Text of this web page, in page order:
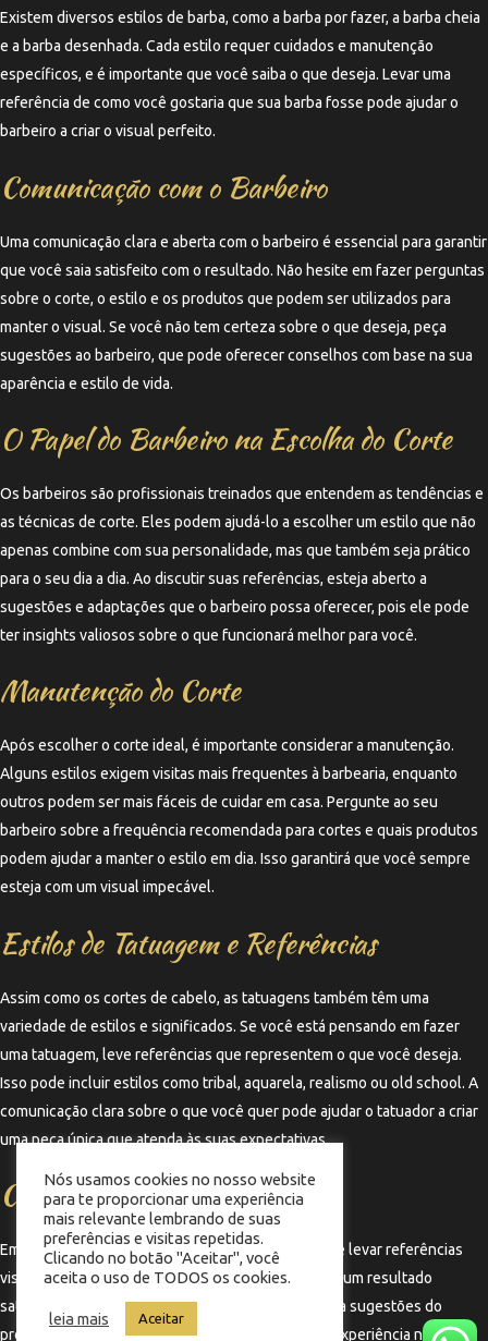
Existem diversos estilos de barba, como a barba por fazer, a barba cheia
e a barba desenhada. Cada estilo requer cuidados e manutenção
específicos, e é importante que você saiba o que deseja. Levar uma
referência de como você gostaria que sua barba fosse pode ajudar o
barbeiro a criar o visual perfeito.
Comunicação com o Barbeiro
Uma comunicação clara e aberta com o barbeiro é essencial para garantir
que você saia satisfeito com o resultado. Não hesite em fazer perguntas
sobre o corte, o estilo e os produtos que podem ser utilizados para
manter o visual. Se você não tem certeza sobre o que deseja, peça
sugestões ao barbeiro, que pode oferecer conselhos com base na sua
aparência e estilo de vida.
O Papel do Barbeiro na Escolha do Corte
Os barbeiros são profissionais treinados que entendem as tendências e
as técnicas de corte. Eles podem ajudá-lo a escolher um estilo que não
apenas combine com sua personalidade, mas que também seja prático
para o seu dia a dia. Ao discutir suas referências, esteja aberto a
sugestões e adaptações que o barbeiro possa oferecer, pois ele pode
ter insights valiosos sobre o que funcionará melhor para você.
Manutenção do Corte
Após escolher o corte ideal, é importante considerar a manutenção.
Alguns estilos exigem visitas mais frequentes à barbearia, enquanto
outros podem ser mais fáceis de cuidar em casa. Pergunte ao seu
barbeiro sobre a frequência recomendada para cortes e quais produtos
podem ajudar a manter o estilo em dia. Isso garantirá que você sempre
esteja com um visual impecável.
Estilos de Tatuagem e Referências
Assim como os cortes de cabelo, as tatuagens também têm uma
variedade de estilos e significados. Se você está pensando em fazer
uma tatuagem, leve referências que representem o que você deseja.
Isso pode incluir estilos como tribal, aquarela, realismo ou old school. A
comunicação clara sobre o que você quer pode ajudar o tatuador a criar
uma peça única que atenda às suas expectativas.
Conclusão
Em resumo, saber o nome do corte que você quer e levar referências
visuais para o barbeiro é fundamental para garantir um resultado
satisfatório. A comunicação eficaz e a abertura para sugestões do
profissional podem fazer toda a diferença na sua experiência na
Nós usamos cookies no nosso website
para te proporcionar uma experiência
mais relevante lembrando de suas
preferências e visitas repetidas.
Clicando no botão "Aceitar", você
aceita o uso de TODOS os cookies.
leia mais Aceitar